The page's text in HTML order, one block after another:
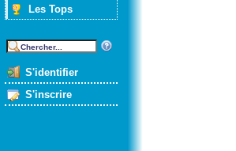
Les Tops
S'identifier
S'inscrire